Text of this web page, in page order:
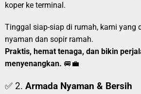
koper ke terminal.
Tinggal siap-siap di rumah, kami yang
nyaman dan sopir ramah.
Praktis, hemat tenaga, dan bikin
menyenangkan. 🚐💼
✅ 2. Armada Nyaman & Bersih